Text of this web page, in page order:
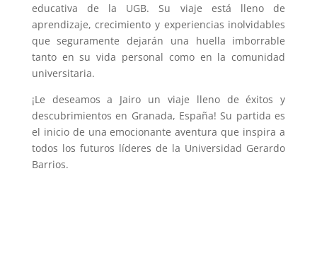
educativa de la UGB. Su viaje está lleno de
aprendizaje, crecimiento y experiencias inolvidables
que seguramente dejarán una huella imborrable
tanto en su vida personal como en la comunidad
universitaria.
¡Le deseamos a Jairo un viaje lleno de éxitos y
descubrimientos en Granada, España! Su partida es
el inicio de una emocionante aventura que inspira a
todos los futuros líderes de la Universidad Gerardo
Barrios.